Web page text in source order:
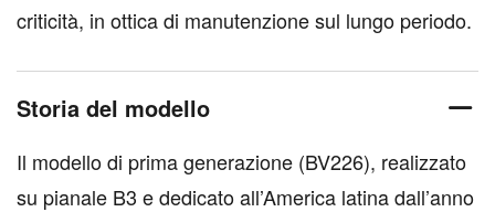
criticità, in ottica di manutenzione sul lungo periodo.
Storia del modello
Il modello di prima generazione (BV226), realizzato
su pianale B3 e dedicato all’America latina dall’anno